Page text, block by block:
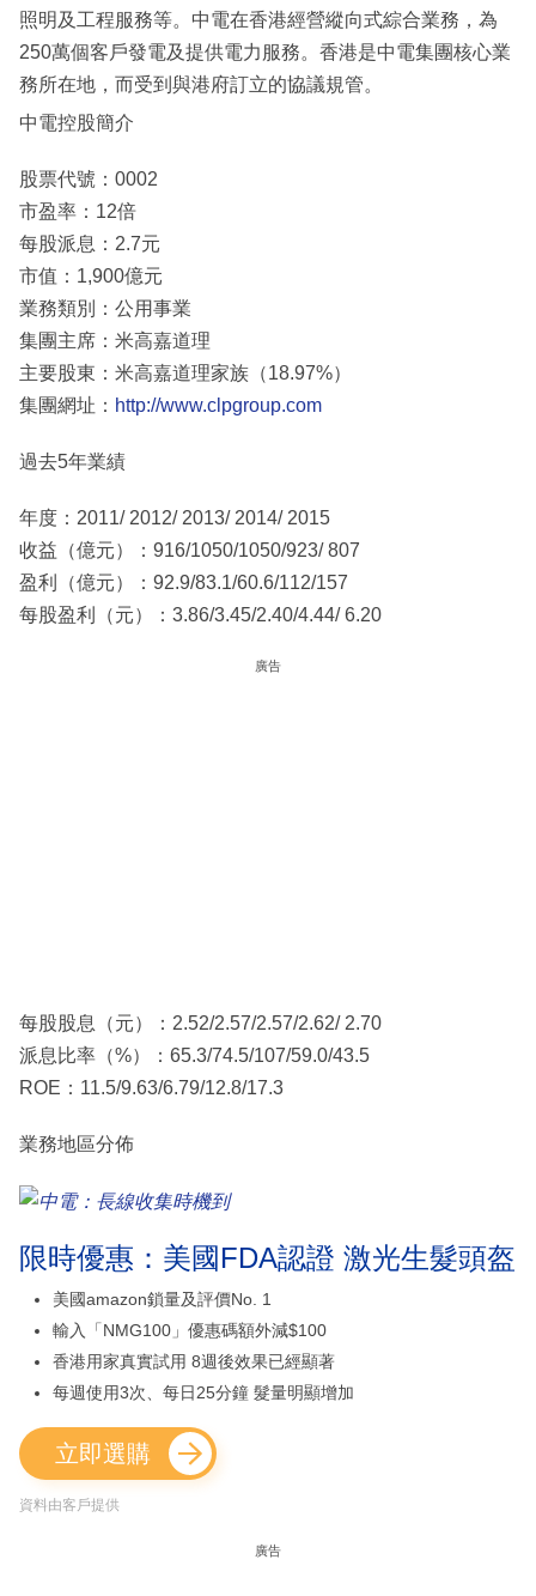
照明及工程服務等。中電在香港經營縱向式綜合業務，為
250萬個客戶發電及提供電力服務。香港是中電集團核心業
務所在地，而受到與港府訂立的協議規管。
中電控股簡介
股票代號：0002
市盈率：12倍
每股派息：2.7元
市值：1,900億元
業務類別：公用事業
集團主席：米高嘉道理
主要股東：米高嘉道理家族（18.97%）
集團網址： http://www.clpgroup.com
過去5年業績
年度：2011/ 2012/ 2013/ 2014/ 2015
收益（億元）：916/1050/1050/923/ 807
盈利（億元）：92.9/83.1/60.6/112/157
每股盈利（元）：3.86/3.45/2.40/4.44/ 6.20
廣告
每股股息（元）：2.52/2.57/2.57/2.62/ 2.70
派息比率（%）：65.3/74.5/107/59.0/43.5
ROE：11.5/9.63/6.79/12.8/17.3
業務地區分佈
限時優惠：美國FDA認證 激光生髮頭盔
美國amazon鎖量及評價No. 1
輸入「NMG100」優惠碼額外減$100
香港用家真實試用 8週後效果已經顯著
每週使用3次、每日25分鐘 髮量明顯增加
立即選購
資料由客戶提供
廣告